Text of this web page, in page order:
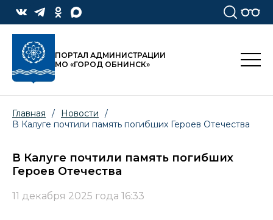
ПОРТАЛ АДМИНИСТРАЦИИ
МО «ГОРОД ОБНИНСК»
Главная / Новости
/
В Калуге почтили память погибших Героев Отечества
В Калуге почтили память погибших
Героев Отечества
11 декабря 2025 года 16:33